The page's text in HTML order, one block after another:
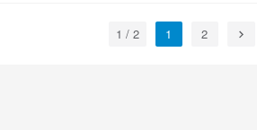
1 / 2 1 2